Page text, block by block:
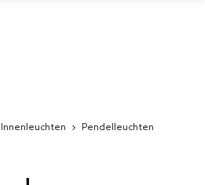
Innenleuchten Pendelleuchten